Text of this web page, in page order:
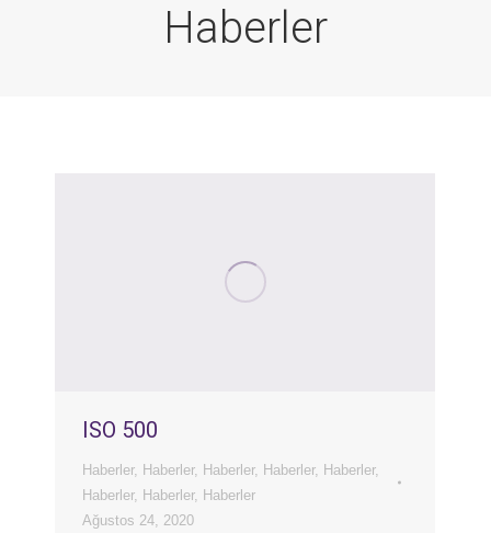
Haberler
ISO 500
Haberler, Haberler, Haberler, Haberler, Haberler,
Haberler, Haberler, Haberler
Ağustos 24, 2020